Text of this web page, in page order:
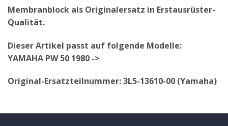
Membranblock als Originalersatz in Erstausrüster-
Qualität.
Dieser Artikel passt auf folgende Modelle:
YAMAHA PW 50 1980 ->
Original-Ersatzteilnummer: 3L5-13610-00 (Yamaha)